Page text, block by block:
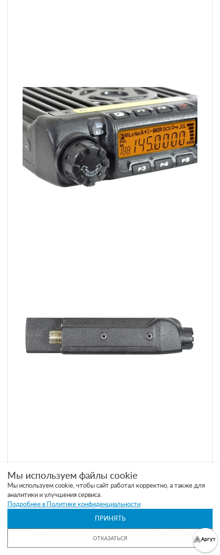
Мы используем файлы cookie
Мы используем cookie, чтобы сайт работал корректно, а также для
аналитики и улучшения сервиса.
Подробнее в Политике конфиденциальности
ПРИНЯТЬ
ОТКАЗАТЬСЯ